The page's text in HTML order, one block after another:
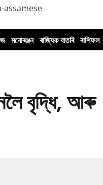
মনোৰঞ্জন ৰাজ্যিক বাতৰি ৰাশিফল
বৃদ্ধি, আৰু